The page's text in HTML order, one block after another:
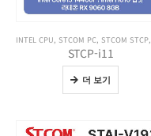
INTEL CPU, STCOM PC, STCOM STCP,
STCP-i11
더 보기